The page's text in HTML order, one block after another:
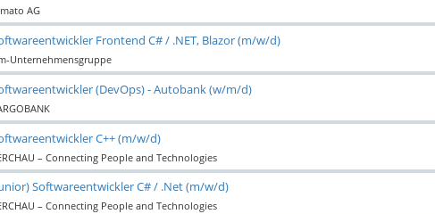
AG
Frontend C# / .NET, Blazor (m/w/d)
Unternehmensgruppe
(DevOps) - Autobank (w/m/d)
C++ (m/w/d)
– Connecting People and Technologies
Softwareentwickler C# / .Net (m/w/d)
– Connecting People and Technologies